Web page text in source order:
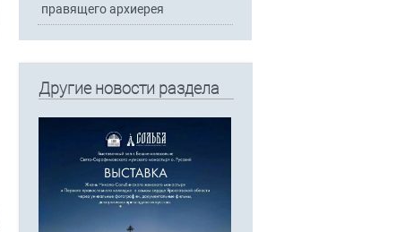
правящего архиерея
Другие новости раздела